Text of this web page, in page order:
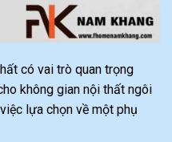
có vai trò quan trọng
không gian nội thất ngôi
lựa chọn về một phụ